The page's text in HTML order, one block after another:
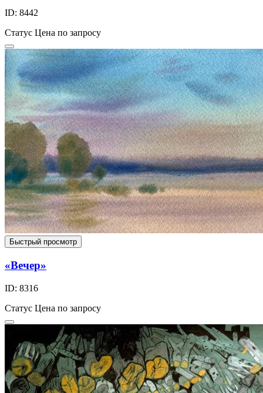
ID: 8442
Статус Цена по запросу
Быстрый просмотр
«Вечер»
ID: 8316
Статус Цена по запросу